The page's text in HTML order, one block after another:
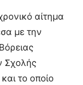
αίτημα
με την
Σχολής
το οποίο